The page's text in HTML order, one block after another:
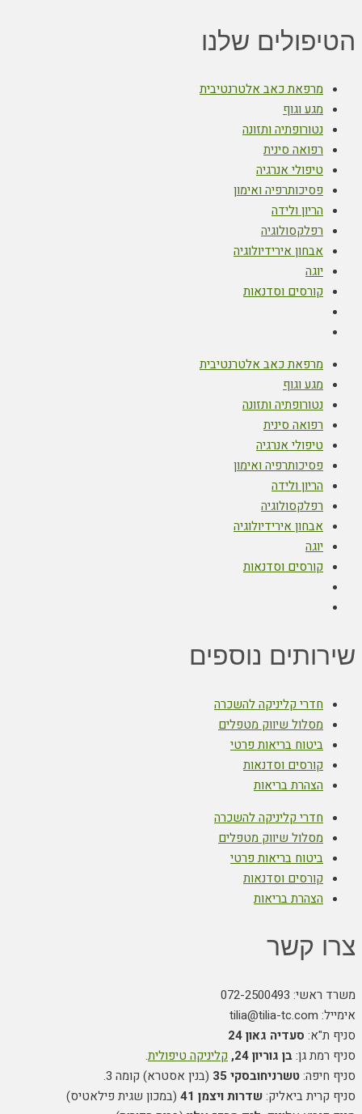
הטיפולים שלנו
מרפאת כאב אלטרנטיבית
מגע וגוף
נטורופתיה ותזונה
רפואה סינית
טיפולי אנרגיה
פסיכותרפיה ואימון
הריון ולידה
רפלקסולוגיה
אבחון אירידיולוגיה
יוגה
קורסים וסדנאות
מרפאת כאב אלטרנטיבית
מגע וגוף
נטורופתיה ותזונה
רפואה סינית
טיפולי אנרגיה
פסיכותרפיה ואימון
הריון ולידה
רפלקסולוגיה
אבחון אירידיולוגיה
יוגה
קורסים וסדנאות
שירותים נוספים
חדרי קליניקה להשכרה
מסלול שיווק מטפלים
ביטוח בריאות פרטי
קורסים וסדנאות
הצהרת בריאות
חדרי קליניקה להשכרה
מסלול שיווק מטפלים
ביטוח בריאות פרטי
קורסים וסדנאות
הצהרת בריאות
צרו קשר
משרד ראשי: 072-2500493
אימייל: tilia@tilia-tc.com
סניף ת"א: סעדיה גאון 24
סניף רמת גן:בן גוריון 24, קליניקה טיפולית.
סניף חיפה:טשרניחובסקי 35
(בנין אסטרא) קומה 3.
סניף קרית ביאליק:שדרות ויצמן 41
(במכון שגית פילאטיס)